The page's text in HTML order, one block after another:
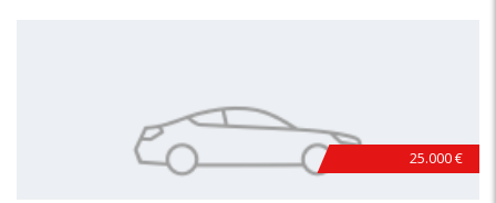
25.000 €